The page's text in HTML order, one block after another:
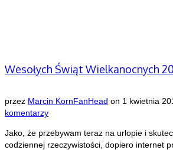
Wesołych Świąt Wielkanocnych
przez Marcin KornFanHead on 1 kwietnia
komentarzy
Jako, że przebywam teraz na urlopie i
codziennej rzeczywistości, dopiero internet